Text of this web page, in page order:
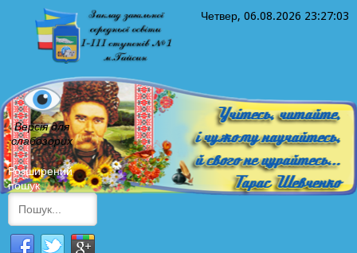
Четвер, 06.08.2026 23:27:04
Версія для
слабозорих
Розширений
пошук